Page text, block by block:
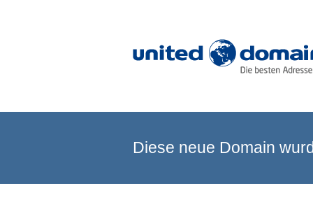
Diese neue Domain